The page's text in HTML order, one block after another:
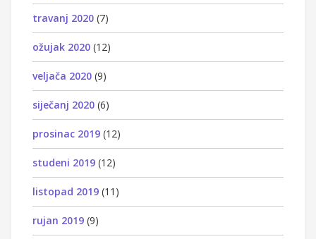
travanj 2020 (7)
ožujak 2020 (12)
veljača 2020 (9)
siječanj 2020 (6)
prosinac 2019 (12)
studeni 2019 (12)
listopad 2019 (11)
rujan 2019 (9)